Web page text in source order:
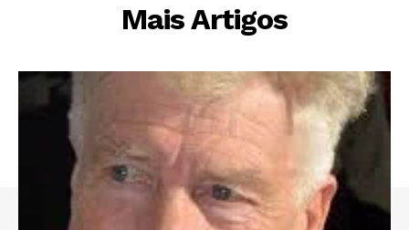
Mais Artigos